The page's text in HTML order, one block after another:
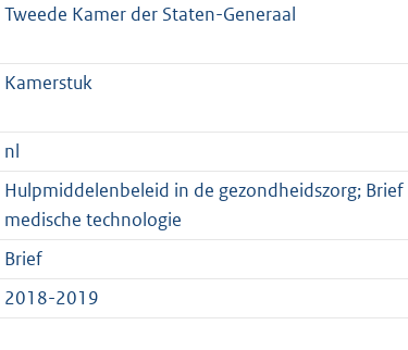
Tweede Kamer der Staten-Generaal
Kamerstuk
nl
Hulpmiddelenbeleid in de gezondheidszorg;
medische technologie
Brief
2018-2019